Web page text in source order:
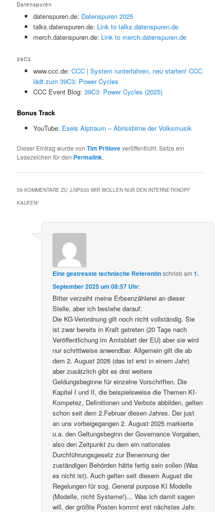
Datenspuren
datenspuren.de: Datenspuren 2025
talks.datenspuren.de: Link to talks.datenspuren.de
merch.datenspuren.de: Link to merch.datenspuren.de
39C3
www.ccc.de: CCC | System runterfahren, neu starten! CCC
lädt zum 39C3: Power Cycles
CCC Event Blog: 39C3: Power Cycles (2025)
Bonus Track
YouTube: Esels Alptraum – Abrissbirne der Volksmusik
Dieser Eintrag wurde vonTim Pritloveveröffentlicht. Setze ein
Lesezeichen für den Permalink.
59 KOMMENTARE ZU „LNP530 WIR WOLLEN NUR DEN INTERNETKNOPF
KAUFEN“
Eine gestresste technische Referentinschriebam1.
September 2025 um 08:57 Uhr:
Bitter verzeiht meine Erbsenzählerei an dieser
Stelle, aber ich bestehe darauf:
Die KG-Verordnung gilt noch nicht vollständig. Sie
ist zwar bereits in Kraft getreten (20 Tage nach
Veröffentlichung im Amtsblatt der EU) aber sie wird
nur schrittweise anwendbar. Allgemein gilt die ab
dem 2. August 2026 (das ist erst in einem Jahr)
aber zusätzlich gibt es drei weitere
Geldungsbeginne für einzelne Vorschriften. Die
Kapitel I und II, die beispielsweise die Themen KI-
Kompetez, Definitionen und Verbote abbilden, gelten
schon seit dem 2.Februar diesen Jahres. Der just
an uns vorbeigegangen 2. August 2025 markierte
u.a. den Geltungsbeginn der Governance Vorgaben,
also den Zeitpunkt zu dem ein nationales
Durchführungsgesetz zur Benennung der
zuständigen Behörden hätte fertig sein sollen (Was
es nicht ist). Auch gelten seit diesem August die
Regelungen für sog. General purpose KI Modelle
(Modelle, nicht Systeme!)… Was ich damit sagen
will, der größte Posten kommt erst nächstes Jahr.